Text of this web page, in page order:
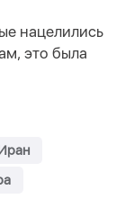
нацелились
это была